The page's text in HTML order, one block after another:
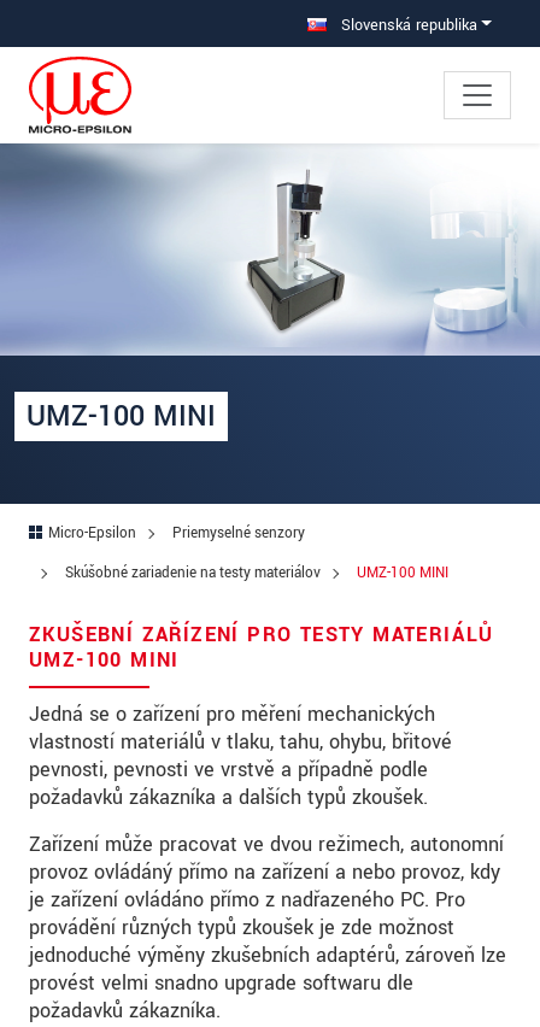
Prejdite priamo na hlavnú navigáciu Slovenská republika
UMZ-100 MINI
Micro-Epsilon
Priemyselné senzory
Skúšobné zariadenie na testy materiálov
UMZ-100 MINI
ZKUŠEBNÍ ZAŘÍZENÍ PRO TESTY MATERIÁLŮ
UMZ-100 MINI
Jedná se o zařízení pro měření mechanických
vlastností materiálů v tlaku, tahu, ohybu, břitové
pevnosti, pevnosti ve vrstvě a případně podle
požadavků zákazníka a dalších typů zkoušek.
Zařízení může pracovat ve dvou režimech, autonomní
provoz ovládáný přímo na zařízení a nebo provoz, kdy
je zařízení ovládáno přímo z nadřazeného PC. Pro
provádění různých typů zkoušek je zde možnost
jednoduché výměny zkušebních adaptérů, zároveň lze
provést velmi snadno upgrade softwaru dle
požadavků zákazníka.